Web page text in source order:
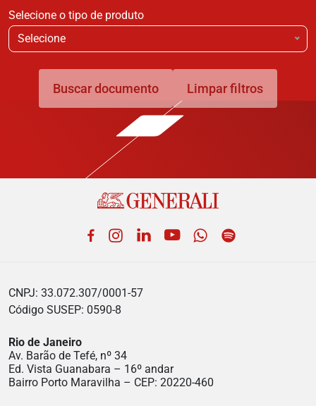
Selecione o tipo de produto
Selecione
Buscar documento Limpar filtros
Facebook
Instagram
LinkedIn
YouTubeWhatsApp
CNPJ: 33.072.307/0001-57
Código SUSEP: 0590-8
Rio de Janeiro
Av. Barão de Tefé, nº 34
Ed. Vista Guanabara – 16º andar
Bairro Porto Maravilha – CEP: 20220-460